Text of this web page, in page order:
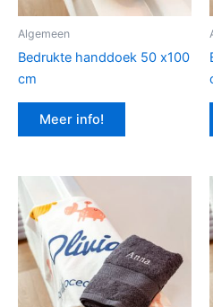
Algemeen
Bedrukte handdoek 50 x100
cm
Meer info!